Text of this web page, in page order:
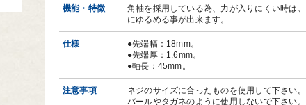
機能・特徴
角軸を採用している為、力が入りにくい時は
にゆるめる事が出来ます。
仕様
●先端幅：18mm。
●先端厚：1.6mm。
●軸長：45mm。
注意事項
ネジのサイズに合ったものを使用して下さい。
バールやタガネのように使用しないで下さい。